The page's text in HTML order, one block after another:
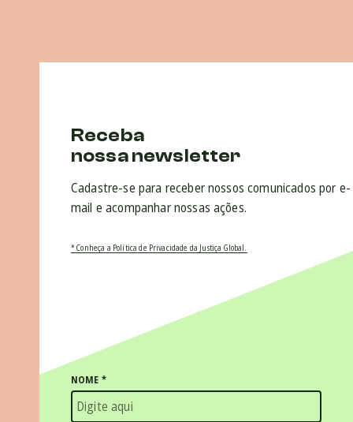
Receba
nossa newsletter
Cadastre-se para receber nossos comunicados por e-
mail e acompanhar nossas ações.
* Conheça a Política de Privacidade da Justiça Global.
NOME *